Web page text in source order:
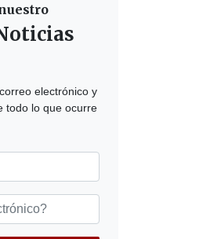
electrónico y
todo lo que ocurre